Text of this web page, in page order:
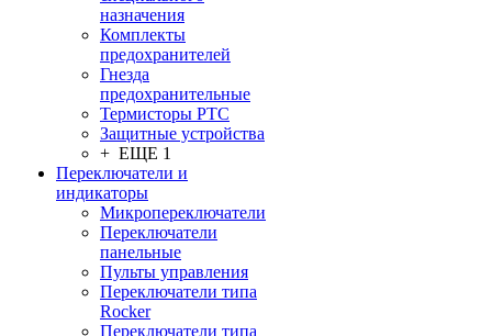
назначения
Комплекты
предохранителей
Гнезда
предохранительные
Термисторы PTC
Защитные устройства
+ ЕЩЕ 1
Переключатели и
индикаторы
Микропереключатели
Переключатели
панельные
Пульты управления
Переключатели типа
Rocker
Переключатели типа